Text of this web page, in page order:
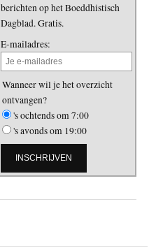
berichten op het Boeddhistisch
Dagblad. Gratis.
E-mailadres:
Wanneer wil je het overzicht
ontvangen?
's ochtends om 7:00
's avonds om 19:00